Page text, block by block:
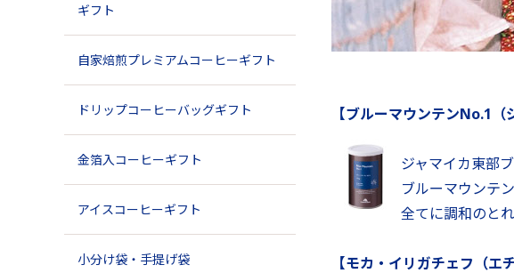
【ブルーマウンテンNo.1（
ジャマイカ東部
ブルーマウンテ
全てに調和のと
【モカ・イリガチェフ（エ
ギフト
自家焙煎プレミアムコーヒーギフト
ドリップコーヒーバッグギフト
金箔入コーヒーギフト
アイスコーヒーギフト
小分け袋・手提げ袋